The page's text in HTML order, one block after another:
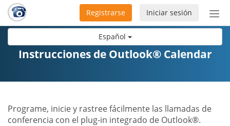
Español
de
Iniciar sesión
Registrarse
Instrucciones de Outlook® Calendar
Programe, inicie y rastree fácilmente las llamadas de
conferencia con el plug-in integrado de Outlook®.